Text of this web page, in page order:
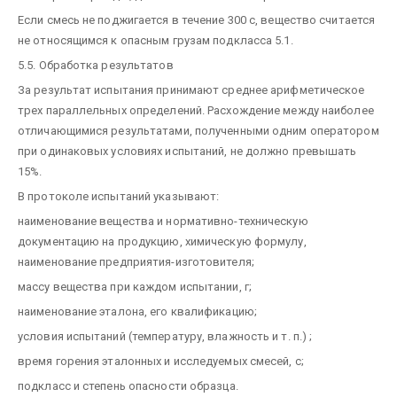
Если смесь не поджигается в течение 300 с, вещество считается
не относящимся к опасным грузам подкласса 5.1.
5.5. Обработка результатов
За результат испытания принимают среднее арифметическое
трех параллельных определений. Расхождение между наиболее
отличающимися результатами, полученными одним оператором
при одинаковых условиях испытаний, не должно превышать
15%.
В протоколе испытаний указывают:
наименование вещества и нормативно-техническую
документацию на продукцию, химическую формулу,
наименование предприятия-изготовителя;
массу вещества при каждом испытании, г;
наименование эталона, его квалификацию;
условия испытаний (температуру, влажность и т. п.) ;
время горения эталонных и исследуемых смесей, с;
подкласс и степень опасности образца.